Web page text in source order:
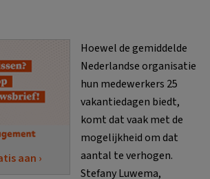
aan ›
Hoewel de gemiddelde
Nederlandse organisatie
hun medewerkers 25
vakantiedagen biedt,
komt dat vaak met de
mogelijkheid om dat
aantal te verhogen.
Stefany Luwema,